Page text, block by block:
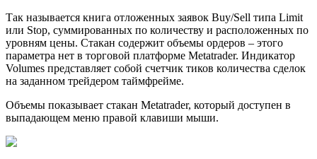
Так называется книга отложенных заявок Buy/Sell типа Limit
или Stop, суммированных по количеству и расположенных по
уровням цены. Стакан содержит объемы ордеров – этого
параметра нет в торговой платформе Metatrader. Индикатор
Volumes представляет собой счетчик тиков количества сделок
на заданном трейдером таймфрейме.
Объемы показывает стакан Metatrader, который доступен в
выпадающем меню правой клавиши мыши.